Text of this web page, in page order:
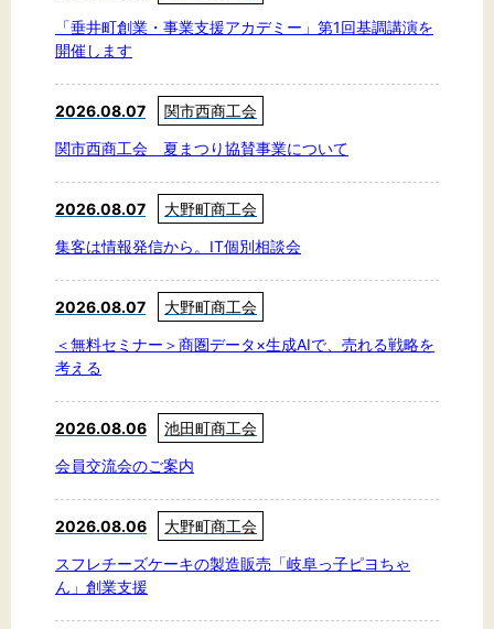
「垂井町創業・事業支援アカデミー」第1回基調講演を
開催します
2026.08.07
関市西商工会
関市西商工会 夏まつり協賛事業について
2026.08.07
大野町商工会
集客は情報発信から。IT個別相談会
2026.08.07
大野町商工会
＜無料セミナー＞商圏データ×生成AIで、売れる戦略を
考える
2026.08.06
池田町商工会
会員交流会のご案内
2026.08.06
大野町商工会
スフレチーズケーキの製造販売「岐阜っ子ピヨちゃ
ん」創業支援